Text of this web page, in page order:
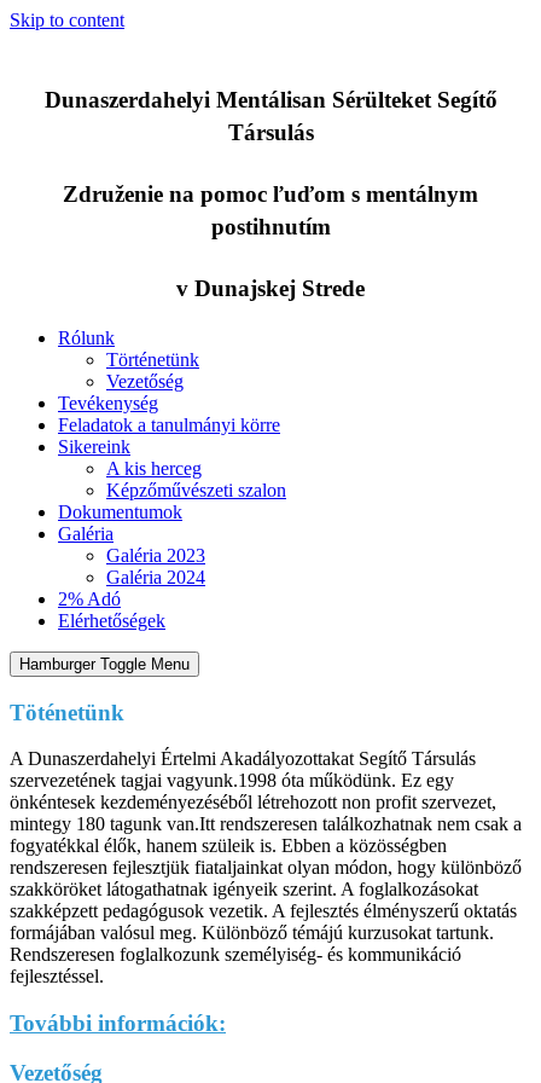
Skip to content
Dunaszerdahelyi Mentálisan Sérülteket Segítő
Társulás
Združenie na pomoc ľuďom s mentálnym
postihnutím
v Dunajskej Strede
Rólunk
Történetünk
Vezetőség
Tevékenység
Feladatok a tanulmányi körre
Sikereink
A kis herceg
Képzőművészeti szalon
Dokumentumok
Galéria
Galéria 2023
Galéria 2024
2% Adó
Elérhetőségek
Hamburger Toggle Menu
Töténetünk
A Dunaszerdahelyi Értelmi Akadályozottakat Segítő Társulás
szervezetének tagjai vagyunk.1998 óta működünk. Ez egy
önkéntesek kezdeményezéséből létrehozott non profit szervezet,
mintegy 180 tagunk van.Itt rendszeresen találkozhatnak nem csak a
fogyatékkal élők, hanem szüleik is. Ebben a közösségben
rendszeresen fejlesztjük fiataljainkat olyan módon, hogy különböző
szakköröket látogathatnak igényeik szerint. A foglalkozásokat
szakképzett pedagógusok vezetik. A fejlesztés élményszerű oktatás
formájában valósul meg. Különböző témájú kurzusokat tartunk.
Rendszeresen foglalkozunk személyiség- és kommunikáció
fejlesztéssel.
További információk:
Vezetőség